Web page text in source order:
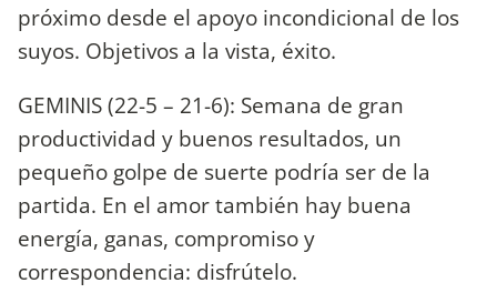
próximo desde el apoyo incondicional de los
suyos. Objetivos a la vista, éxito.
GEMINIS (22-5 – 21-6): Semana de gran
productividad y buenos resultados, un
pequeño golpe de suerte podría ser de la
partida. En el amor también hay buena
energía, ganas, compromiso y
correspondencia: disfrútelo.